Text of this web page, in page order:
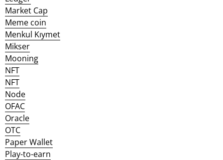
Market Cap
Meme coin
Menkul Kıymet
Mikser
Mooning
NFT
NFT
Node
OFAC
Oracle
OTC
Paper Wallet
Play-to-earn